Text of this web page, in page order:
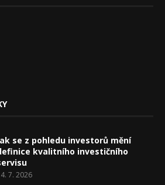
se z pohledu investorů mění
kvalitního investičního
7. 2026